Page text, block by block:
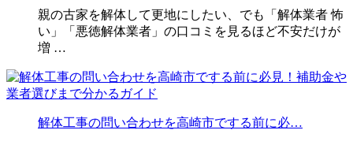
親の古家を解体して更地にしたい、でも「解体業者 怖
い」「悪徳解体業者」の口コミを見るほど不安だけが
増 …
解体工事の問い合わせを高崎市でする前に必…